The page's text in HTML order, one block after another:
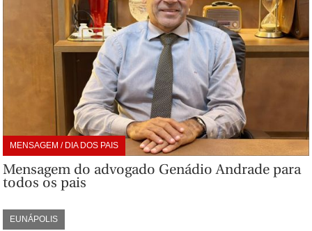
MENSAGEM / DIA DOS PAIS
Mensagem do advogado Genádio Andrade para
todos os pais
EUNÁPOLIS